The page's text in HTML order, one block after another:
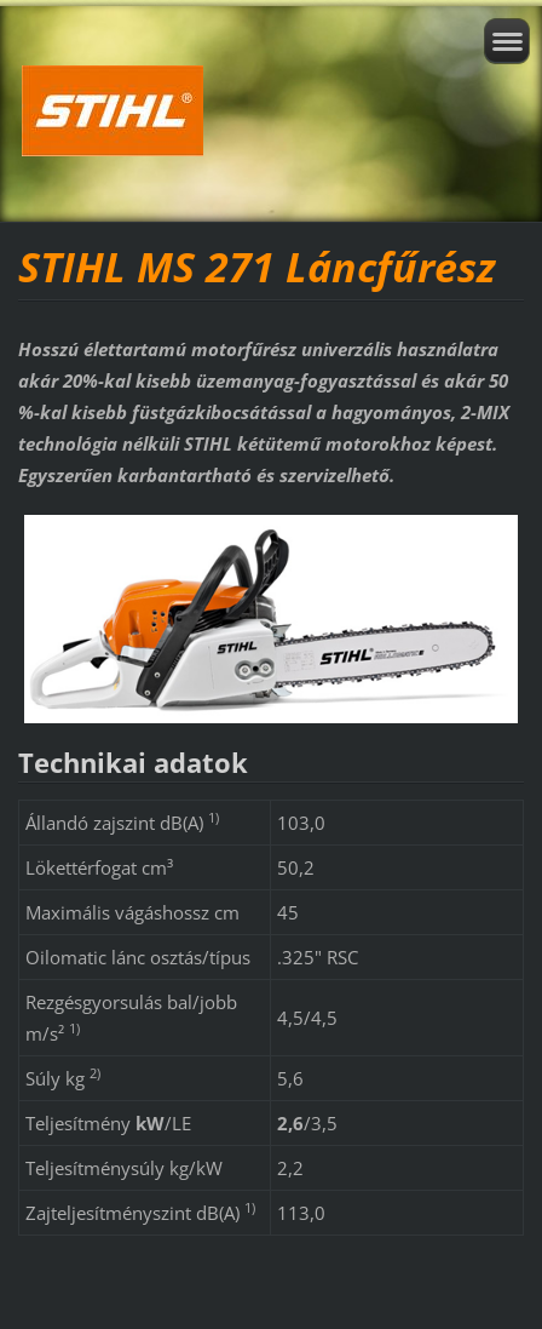
STIHL MS 271 Láncfűrész
Hosszú élettartamú motorfűrész univerzális használatra
akár 20%-kal kisebb üzemanyag-fogyasztással és akár 50
%-kal kisebb füstgázkibocsátással a hagyományos, 2-MIX
technológia nélküli STIHL kétütemű motorokhoz képest.
Egyszerűen karbantartható és szervizelhető.
Technikai adatok
Állandó zajszint dB(A) 1)
103,0
Lökettérfogat cm³
50,2
Maximális vágáshossz cm
45
Oilomatic lánc osztás/típus
.325" RSC
Rezgésgyorsulás bal/jobb
m/s² 1) 4,5/4,5
Súly kg 2)
5,6
Teljesítmény kW/LE 2,6/3,5
Teljesítménysúly kg/kW
2,2
Zajteljesítményszint dB(A) 1) 113,0